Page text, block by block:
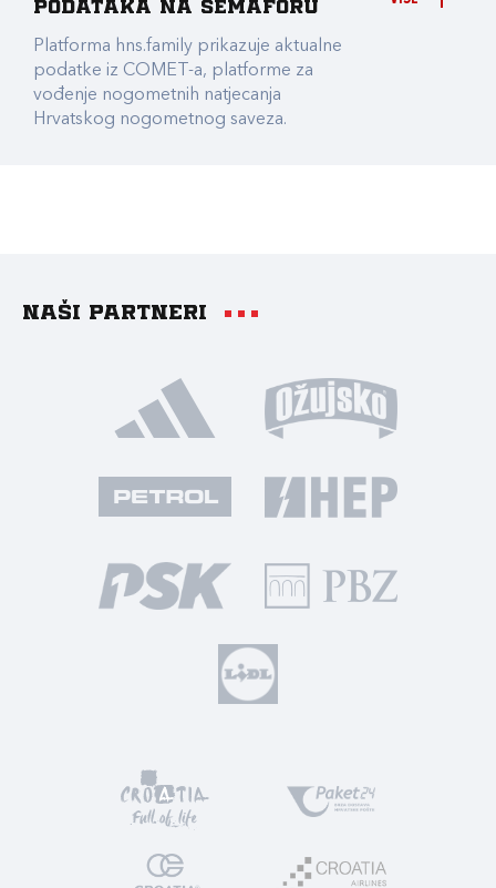
podataka na Semaforu
Platforma hns.family prikazuje aktualne
podatke iz COMET-a, platforme za
vođenje nogometnih natjecanja
Hrvatskog nogometnog saveza.
Naši partneri